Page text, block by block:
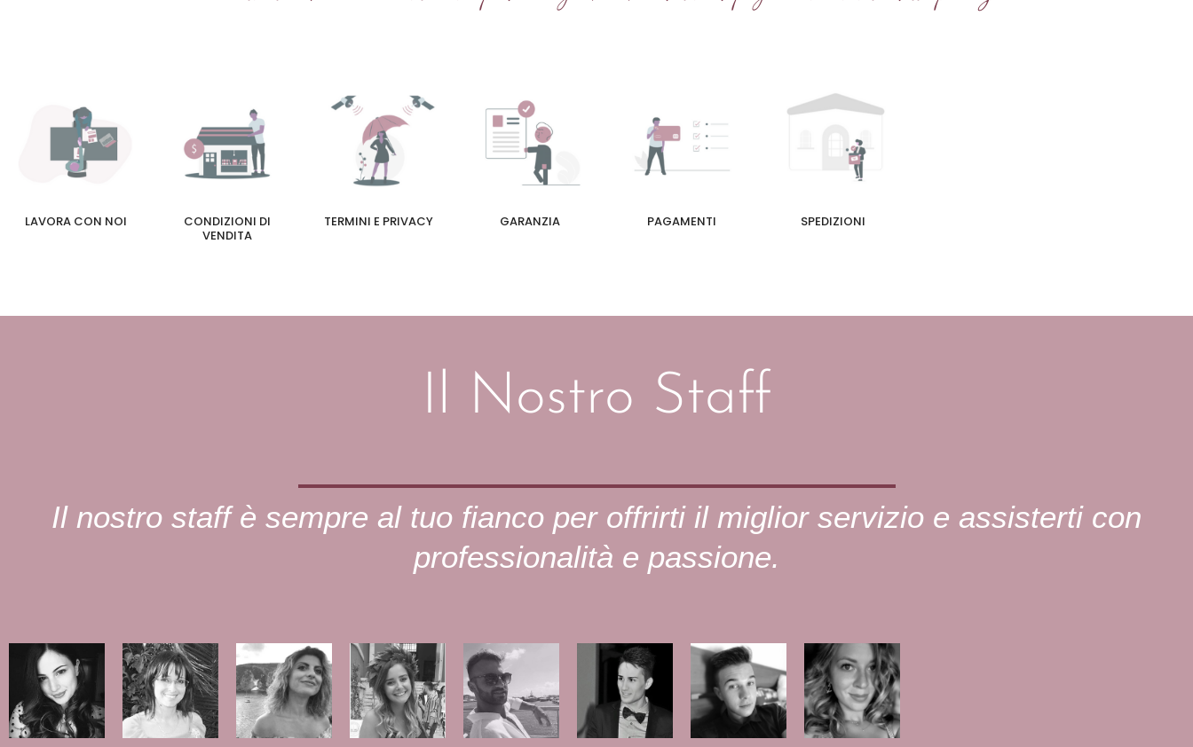
LAVORA CON NOI
CONDIZIONI DI
VENDITA
TERMINI E PRIVACY GARANZIA PAGAMENTI SPEDIZIONI
Il Nostro Staff
Il nostro staff è sempre al tuo fianco per offrirti il miglior servizio e assisterti con
professionalità e passione.